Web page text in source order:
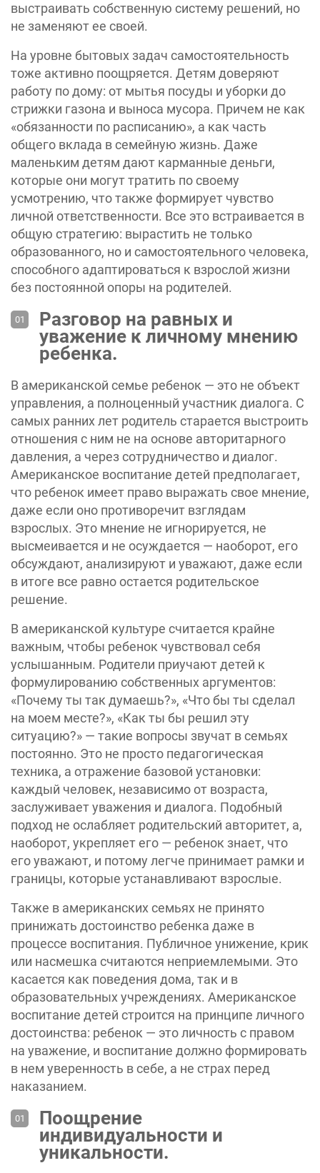
выстраивать собственную систему решений, но
не заменяют ее своей.
На уровне бытовых задач самостоятельность
тоже активно поощряется. Детям доверяют
работу по дому: от мытья посуды и уборки до
стрижки газона и выноса мусора. Причем не как
«обязанности по расписанию», а как часть
общего вклада в семейную жизнь. Даже
маленьким детям дают карманные деньги,
которые они могут тратить по своему
усмотрению, что также формирует чувство
личной ответственности. Все это встраивается в
общую стратегию: вырастить не только
образованного, но и самостоятельного человека,
способного адаптироваться к взрослой жизни
без постоянной опоры на родителей.
Разговор на равных и
уважение к личному мнению
ребенка.
В американской семье ребенок — это не объект
управления, а полноценный участник диалога. С
самых ранних лет родитель старается выстроить
отношения с ним не на основе авторитарного
давления, а через сотрудничество и диалог.
‎Американское воспитание детей предполагает,
что ребенок имеет право выражать свое мнение,
даже если оно противоречит взглядам
взрослых. Это мнение не игнорируется, не
высмеивается и не осуждается — наоборот, его
обсуждают, анализируют и уважают, даже если
в итоге все равно остается родительское
решение.
В американской культуре считается крайне
важным, чтобы ребенок чувствовал себя
услышанным. Родители приучают детей к
формулированию собственных аргументов:
«Почему ты так думаешь?», «Что бы ты сделал
на моем месте?», «Как ты бы решил эту
ситуацию?» — такие вопросы звучат в семьях
постоянно. Это не просто педагогическая
техника, а отражение базовой установки:
каждый человек, независимо от возраста,
заслуживает уважения и диалога. Подобный
подход не ослабляет родительский авторитет, а,
наоборот, укрепляет его — ребенок знает, что
его уважают, и потому легче принимает рамки и
границы, которые устанавливают взрослые.
Также в американских семьях не принято
принижать достоинство ребенка даже в
процессе воспитания. Публичное унижение, крик
или насмешка считаются неприемлемыми. Это
касается как поведения дома, так и в
образовательных учреждениях. ‎Американское
воспитание детей строится на принципе личного
достоинства: ребенок — это личность с правом
на уважение, и воспитание должно формировать
в нем уверенность в себе, а не страх перед
наказанием.
Поощрение
индивидуальности и
уникальности.